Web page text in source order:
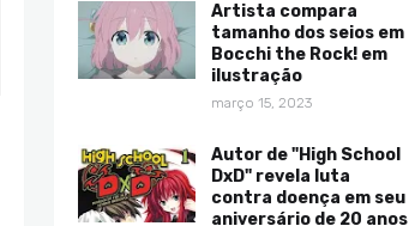
Artista compara
tamanho dos seios em
Bocchi the Rock! em
ilustração
março 15, 2023
Autor de "High School
DxD" revela luta
contra doença em seu
aniversário de 20 anos